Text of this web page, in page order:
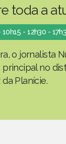
toda a
- 12h30 -
o jornalista
no
Planície.